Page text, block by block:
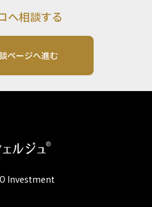
へ相談する
ページへ進む
Investment